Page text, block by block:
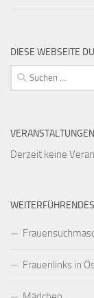
DIESE WEBSEITE
Suchen
nach:
VERANSTALTUNGEN
Derzeit keine
WEITERFÜHRENDES
Frauenlinks in